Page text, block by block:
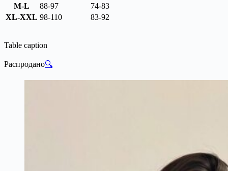
M-L
88-97
74-83
XL-XXL 98-110 83-92
Table caption
Распродано🔍